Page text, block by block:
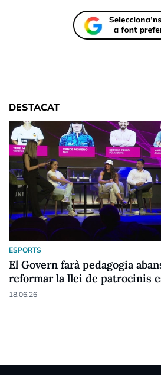
DESTACAT
ESPORTS
El Govern farà pedagogia
reformar la llei de patrocinis
18.06.26